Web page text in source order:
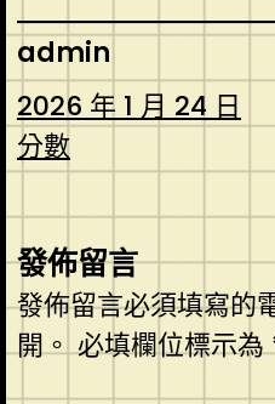
admin
2026 年 1 月 24 日
分數
發佈留言
發佈留言必須填寫的
開。必填欄位標示為